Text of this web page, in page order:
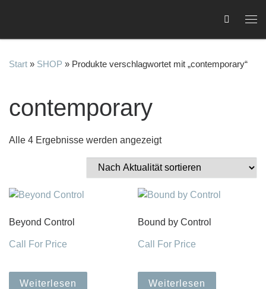
Start » SHOP » Produkte verschlagwortet mit „contemporary“
contemporary
Alle 4 Ergebnisse werden angezeigtNach Aktualität sortiert
Beyond Control
Call For Price
Weiterlesen
Bound by Control
Call For Price
Weiterlesen